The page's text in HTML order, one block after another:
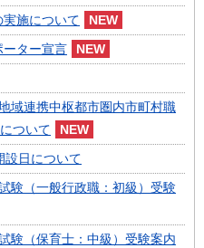
施について
ーター宣言
域連携中枢都市圏内市町村職
ついて
日について
験（一般行政職：初級）受験
験（保育士：中級）受験案内